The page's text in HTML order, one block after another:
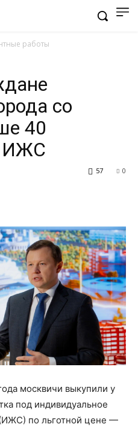
работы
со
40
ИЖС
0
57
москвичи выкупили у
под индивидуальное
по льготной цене —